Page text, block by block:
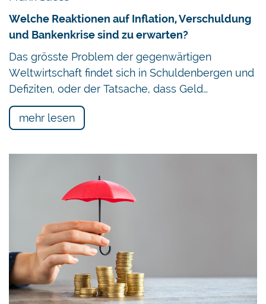
Welche Reaktionen auf Inflation, Verschuldung
und Bankenkrise sind zu erwarten?
Das grösste Problem der gegenwärtigen
Weltwirtschaft findet sich in Schuldenbergen und
Defiziten, oder der Tatsache, dass Geld…
mehr lesen